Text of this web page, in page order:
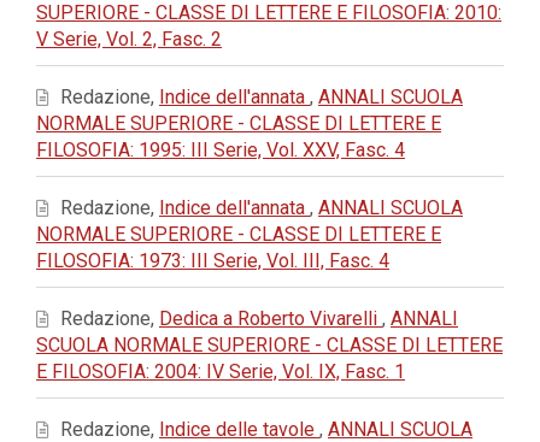
SUPERIORE - CLASSE DI LETTERE E FILOSOFIA: 2010:
V Serie, Vol. 2, Fasc. 2
Redazione, Indice dell'annata , ANNALI SCUOLA
NORMALE SUPERIORE - CLASSE DI LETTERE E
FILOSOFIA: 1995: III Serie, Vol. XXV, Fasc. 4
Redazione, Indice dell'annata , ANNALI SCUOLA
NORMALE SUPERIORE - CLASSE DI LETTERE E
FILOSOFIA: 1973: III Serie, Vol. III, Fasc. 4
Redazione, Dedica a Roberto Vivarelli , ANNALI
SCUOLA NORMALE SUPERIORE - CLASSE DI LETTERE
E FILOSOFIA: 2004: IV Serie, Vol. IX, Fasc. 1
Redazione, Indice delle tavole , ANNALI SCUOLA